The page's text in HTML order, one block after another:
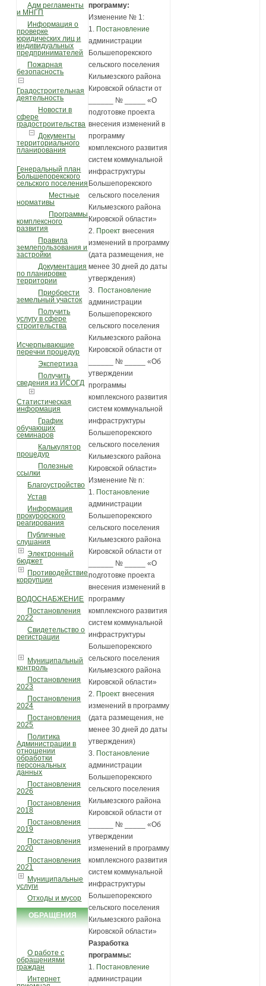
Адм регламенты
и МНГП
Информация о
проверке
юридических лиц и
индивидуальных
предпринимателей
Пожарная
безопасность
Градостроительная
деятельность
Новости в
сфере
градостроительства
Документы
территориального
планирования
Генеральный план
Большепорекского
сельского поселения
Местные
нормативы
Программы
комплексного
развития
Правила
землепользования и
застройки
Документация
по планировке
территории
Приобрести
земельный участок
Получить
услугу в сфере
строительства
Исчерпывающие
перечни процедур
Экспертиза
Получить
сведения из ИСОГД
Статистическая
информация
График
обучающих
семинаров
Калькулятор
процедур
Полезные
ссылки
Благоустройство
Устав
Информация
прокурорского
реагирования
Публичные
слушания
Электронный
бюджет
Противодействие
коррупции
ВОДОСНАБЖЕНИЕ
Постановления
2022
Свидетельство о
регистрации
Муниципальный
контроль
Постановления
2023
Постановления
2024
Постановления
2025
Политика
Администрации в
отношении
обработки
персональных
данных
Постановления
2026
Постановления
2018
Постановления
2019
Постановления
2020
Постановления
2021
Муниципальные
услуги
Отходы и мусор
ОБРАЩЕНИЯ
О работе с
обращениями
граждан
Интернет
программу:
Изменение № 1:
1. Постановление
администрации
Большепорекского
сельского поселения
Кильмезского района
Кировской области от
______ № _____ «О
подготовке проекта
внесения изменений в
программу
комплексного развития
систем коммунальной
инфраструктуры
Большепорекского
сельского поселения
Кильмезского района
Кировской области»
2. Проект внесения
изменений в программу
(дата размещения, не
менее 30 дней до даты
утверждения)
3. Постановление
администрации
Большепорекского
сельского поселения
Кильмезского района
Кировской области от
______ № _____ «Об
утверждении
программы
комплексного развития
систем коммунальной
инфраструктуры
Большепорекского
сельского поселения
Кильмезского района
Кировской области»
Изменение № n:
1. Постановление
администрации
Большепорекского
сельского поселения
Кильмезского района
Кировской области от
______ № _____ «О
подготовке проекта
внесения изменений в
программу
комплексного развития
систем коммунальной
инфраструктуры
Большепорекского
сельского поселения
Кильмезского района
Кировской области»
2. Проект внесения
изменений в программу
(дата размещения, не
менее 30 дней до даты
утверждения)
3. Постановление
администрации
Большепорекского
сельского поселения
Кильмезского района
Кировской области от
______ № _____ «Об
утверждении
изменений в программу
комплексного развития
систем коммунальной
инфраструктуры
Большепорекского
сельского поселения
Кильмезского района
Кировской области»
Разработка
программы:
1. Постановление
администрации